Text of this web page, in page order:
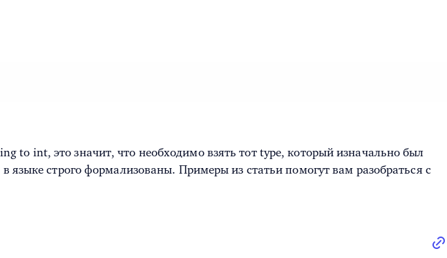
to int, это значит, что необходимо взять тот type, который изначально был
языке строго формализованы. Примеры из статьи помогут вам разобраться с